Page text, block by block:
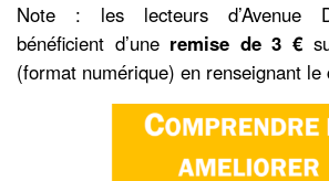
Note : les lecteurs d’Avenue
bénéficient d’une remise de 3 €
(format numérique) en renseignant le